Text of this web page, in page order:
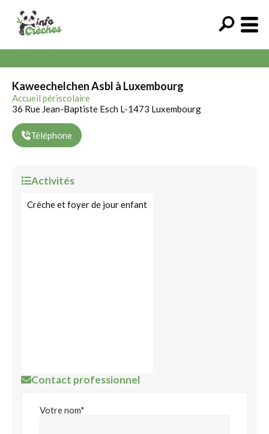
Kaweechelchen Asbl à Luxembourg
Accueil périscolaire
36 Rue Jean-Baptiste Esch L-1473 Luxembourg
Téléphone
Activités
Crèche et foyer de jour enfant
Contact professionnel
Votre nom*